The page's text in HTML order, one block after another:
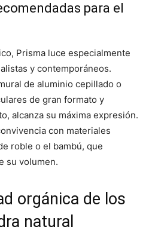
para el
Prisma luce especialmente
y contemporáneos.
de aluminio cepillado o
de gran formato y
alcanza su máxima expresión.
con materiales
roble o el bambú, que
su volumen.
orgánica de los
natural